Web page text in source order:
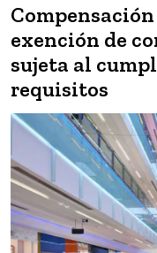
exención de
sujeta al
requisitos